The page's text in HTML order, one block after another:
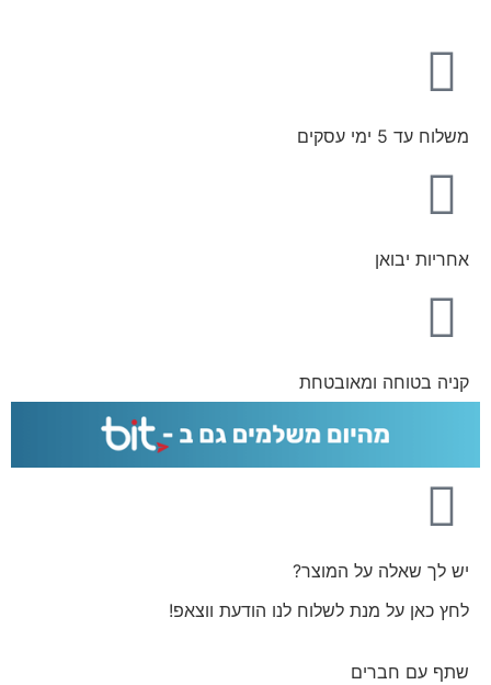
משלוח עד 5 ימי עסקים
אחריות יבואן
קניה בטוחה ומאובטחת
יש לך שאלה על המוצר?
לחץ כאן על מנת לשלוח לנו הודעת ווצאפ!
שתף עם חברים